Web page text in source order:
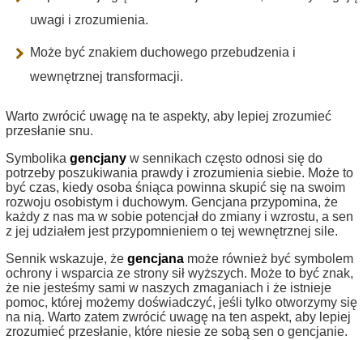
uwagi i zrozumienia.
Może być znakiem duchowego przebudzenia i
wewnętrznej transformacji.
Warto zwrócić uwagę na te aspekty, aby lepiej zrozumieć
przesłanie snu.
Symbolika gencjany w sennikach często odnosi się do
potrzeby poszukiwania prawdy i zrozumienia siebie. Może to
być czas, kiedy osoba śniąca powinna skupić się na swoim
rozwoju osobistym i duchowym. Gencjana przypomina, że
każdy z nas ma w sobie potencjał do zmiany i wzrostu, a sen
z jej udziałem jest przypomnieniem o tej wewnętrznej sile.
Sennik wskazuje, że gencjana może również być symbolem
ochrony i wsparcia ze strony sił wyższych. Może to być znak,
że nie jesteśmy sami w naszych zmaganiach i że istnieje
pomoc, której możemy doświadczyć, jeśli tylko otworzymy się
na nią. Warto zatem zwrócić uwagę na ten aspekt, aby lepiej
zrozumieć przesłanie, które niesie ze sobą sen o gencjanie.